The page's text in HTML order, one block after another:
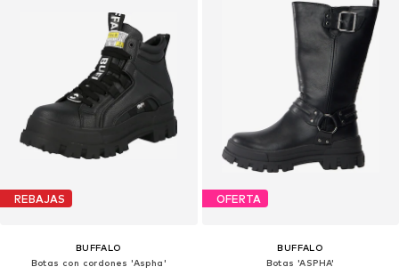
REBAJAS
BUFFALO
Botas con cordones 'Aspha'
OFERTA
BUFFALO
Botas 'ASPHA'